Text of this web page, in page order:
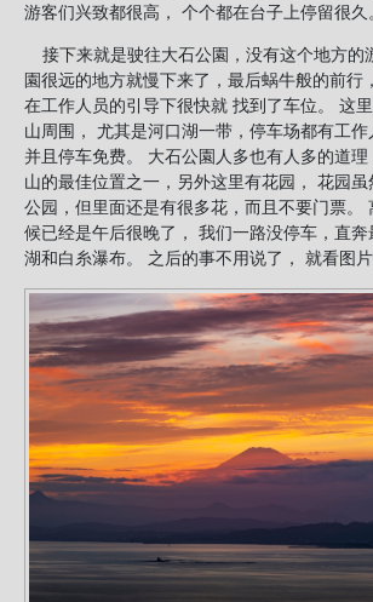
游客们兴致都很高， 个个都在台子上停留很久
接下来就是驶往大石公園，没有这个地方的
園很远的地方就慢下来了，最后蜗牛般的前行
在工作人员的引导下很快就 找到了车位。 这
山周围， 尤其是河口湖一带，停车场都有工作
并且停车免费。 大石公園人多也有人多的道
山的最佳位置之一，另外这里有花园， 花园
公园，但里面还是有很多花，而且不要门票。
候已经是午后很晚了， 我们一路没停车，直
湖和白糸瀑布。 之后的事不用说了， 就看图片